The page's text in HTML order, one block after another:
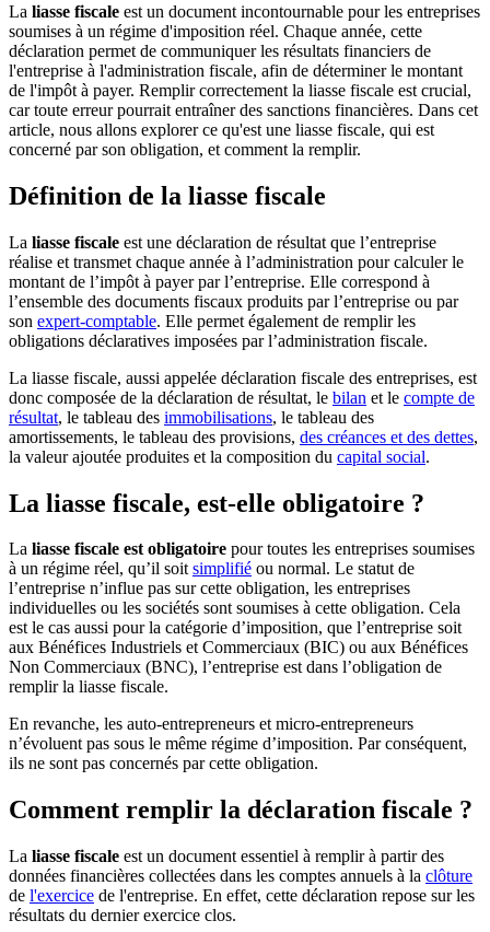
La liasse fiscale est un document incontournable pour les entreprises
soumises à un régime d'imposition réel. Chaque année, cette
déclaration permet de communiquer les résultats financiers de
l'entreprise à l'administration fiscale, afin de déterminer le montant
de l'impôt à payer. Remplir correctement la liasse fiscale est crucial,
car toute erreur pourrait entraîner des sanctions financières. Dans cet
article, nous allons explorer ce qu'est une liasse fiscale, qui est
concerné par son obligation, et comment la remplir.
Définition de la liasse fiscale
La liasse fiscale est une déclaration de résultat que l’entreprise
réalise et transmet chaque année à l’administration pour calculer le
montant de l’impôt à payer par l’entreprise. Elle correspond à
l’ensemble des documents fiscaux produits par l’entreprise ou par
son expert-comptable. Elle permet également de remplir les
obligations déclaratives imposées par l’administration fiscale.
La liasse fiscale, aussi appelée déclaration fiscale des entreprises, est
donc composée de la déclaration de résultat, le bilan et le compte de
résultat, le tableau des immobilisations, le tableau des
amortissements, le tableau des provisions, des créances et des dettes,
la valeur ajoutée produites et la composition du capital social.
La liasse fiscale, est-elle obligatoire ?
La liasse fiscale est obligatoire pour toutes les entreprises soumises
à un régime réel, qu’il soitsimplifié ou normal. Le statut de
l’entreprise n’influe pas sur cette obligation, les entreprises
individuelles ou les sociétés sont soumises à cette obligation. Cela
est le cas aussi pour la catégorie d’imposition, que l’entreprise soit
aux Bénéfices Industriels et Commerciaux (BIC) ou aux Bénéfices
Non Commerciaux (BNC), l’entreprise est dans l’obligation de
remplir la liasse fiscale.
En revanche, les auto-entrepreneurs et micro-entrepreneurs
n’évoluent pas sous le même régime d’imposition. Par conséquent,
ils ne sont pas concernés par cette obligation.
Comment remplir la déclaration fiscale ?
La liasse fiscale est un document essentiel à remplir à partir des
données financières collectées dans les comptes annuels à la clôture
de l'exercice de l'entreprise. En effet, cette déclaration repose sur les
résultats du dernier exercice clos.